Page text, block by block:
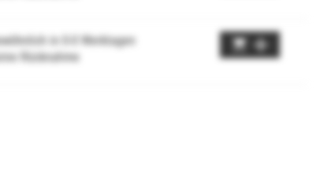
in 0-0 Werktagen
Rücknahme